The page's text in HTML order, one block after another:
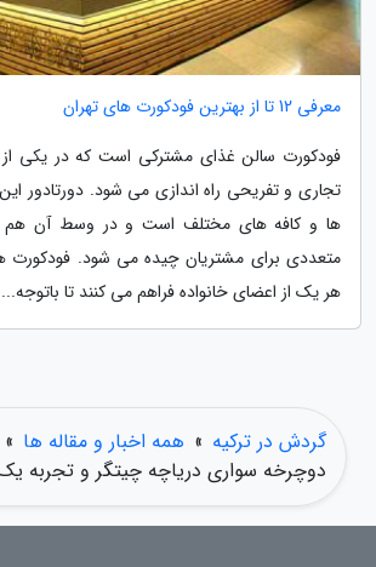
معرفی 12 تا از بهترین فودکورت های تهران
فودکورت سالن غذای مشترکی است که در یکی
تجاری و تفریحی راه اندازی می شود. دورتادور
ها و کافه های مختلف است و در وسط آن هم
متعددی برای مشتریان چیده می شود. فودکورت
هر یک از اعضای خانواده فراهم می کنند تا باتوجه...
گردش در ترکیه » همه اخبار و مقاله ها »
دوچرخه سواری دریاچه چیتگر و تجربه